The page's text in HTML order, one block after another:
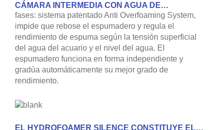
CÁMARA INTERMEDIA CON AGUA DE…
fases: sistema patentado Anti Overfoaming System,
impide que rebose el espumadero y regula el
rendimiento de espuma según la tensión superficial
del agua del acuario y el nivel del agua. El
espumadero funciona en forma independiente y
gradúa automáticamente su mejor grado de
rendimiento.
EL HYDROFOAMER SILENCE CONSTITUYE EL…